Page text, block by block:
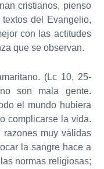
cristianos, pienso
del Evangelio,
con las actitudes
que se observan.
(Lc 10, 25-
son mala gente.
el mundo hubiera
complicarse la vida.
razones muy válidas
la sangre hace a
normas religiosas;